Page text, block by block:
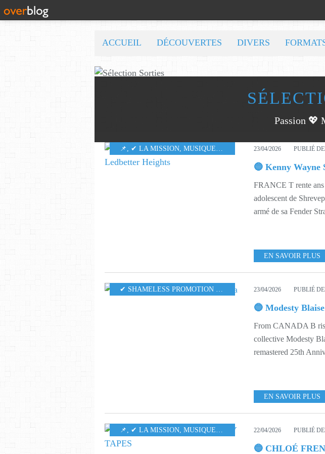
Passion 💖
ACCUEIL DÉCOUVERTES DIVERS
​​​​​​​📌 , ✔ LA MISSION, MUSIQUE, 617 23/04/2026 PUBLIÉ
FRANCE T rente ans
adolescent de
armé de sa Fender
EN SAVOIR PLUS
✔ SHAMELESS PROMOTION PR MUSIC ,617
23/04/2026 PUBLIÉ
🔵 Modesty
From CANADA B
collective Modesty
remastered 25th
EN SAVOIR PLUS
​​​​​​​📌 , ✔ LA MISSION, MUSIQUE, 617 619 22/04/2026 PUBLIÉ